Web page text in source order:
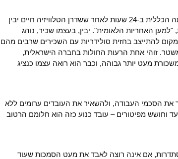
יו"ר ההסתדרות עמיר פרץ דחה את השביתה הכללית ב-24 שעות לאחר ששדרן הטלוויזיה חיים יבין
האחריות הלאומית". יבין, בעצמו שכיר, נוהג
להתייצב בחזית סולידריות עם השכירים שרבים מהם
זוהי אחת הרעות החולות בחברה הישראלית,
מעט יותר גבוהה, וכבר הוא רואה עצמו כנציג
את הסכמי העבודה, ולהשאיר את העובדים ערומים ללא
וחושש מפיטורים – עובד כנוע כזה הוא חלומם הרטוב
אם אינה רוצה לאבד את מעט הסמכות שעוד